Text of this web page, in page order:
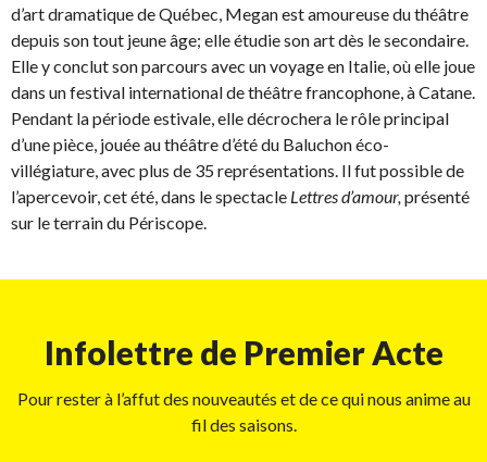
d’art dramatique de Québec, Megan est amoureuse du théâtre
depuis son tout jeune âge; elle étudie son art dès le secondaire.
Elle y conclut son parcours avec un voyage en Italie, où elle joue
dans un festival international de théâtre francophone, à Catane.
Pendant la période estivale, elle décrochera le rôle principal
d’une pièce, jouée au théâtre d’été du Baluchon éco-
villégiature, avec plus de 35 représentations. Il fut possible de
l’apercevoir, cet été, dans le spectacle Lettres d’amour,présenté
sur le terrain du Périscope.
Infolettre de Premier Acte
Pour rester à l’affut des nouveautés et de ce qui nous anime au
fil des saisons.